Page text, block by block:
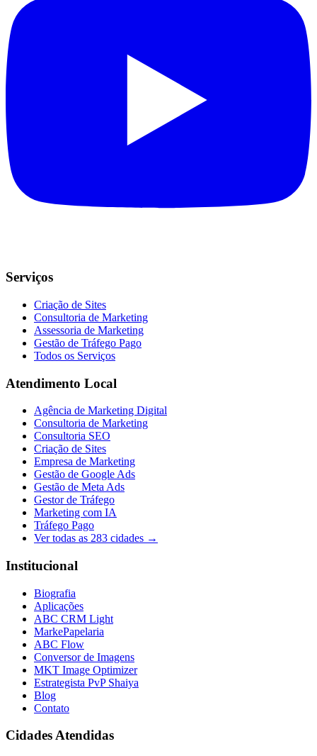
Serviços
Criação de Sites
Consultoria de Marketing
Assessoria de Marketing
Gestão de Tráfego Pago
Todos os Serviços
Atendimento Local
Agência de Marketing Digital
Consultoria de Marketing
Consultoria SEO
Criação de Sites
Empresa de Marketing
Gestão de Google Ads
Gestão de Meta Ads
Gestor de Tráfego
Marketing com IA
Tráfego Pago
Ver todas as 283 cidades →
Institucional
Biografia
Aplicações
ABC CRM Light
MarkePapelaria
ABC Flow
Conversor de Imagens
MKT Image Optimizer
Estrategista PvP Shaiya
Blog
Contato
Cidades Atendidas